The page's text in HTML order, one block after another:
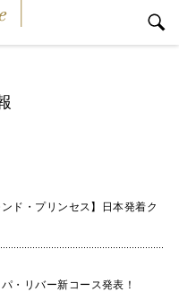
ド・プリンセス】日本発着ク
・リバー新コース発表！